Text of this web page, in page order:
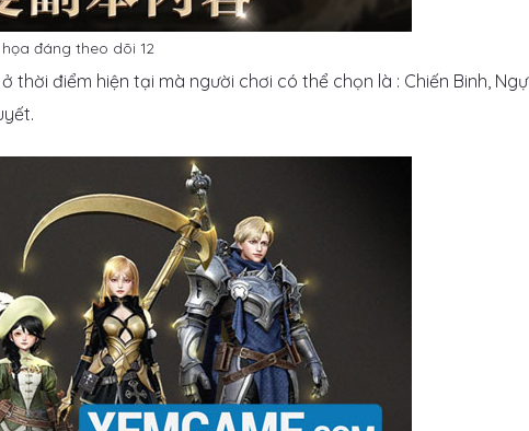
đáng theo dõi 12
điểm hiện tại mà người chơi có thể chọn là : Chiến Binh, Ngự